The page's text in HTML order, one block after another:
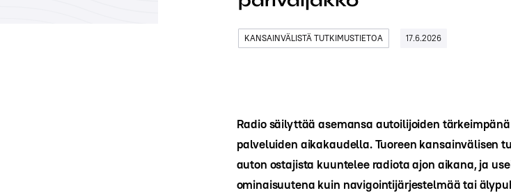
KANSAINVÄLISTÄ TUTKIMUSTIETOA 17.6.2026
Radio säilyttää asemansa autoilijoiden
palveluiden aikakaudella. Tuoreen kansainvälisen
auton ostajista kuuntelee radiota ajon aikana, ja
ominaisuutena kuin navigointijärjestelmää tai